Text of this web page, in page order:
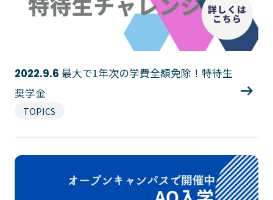
2022.9.6 最大で1年次の学費全額免除！特待生
奨学金
TOPICS